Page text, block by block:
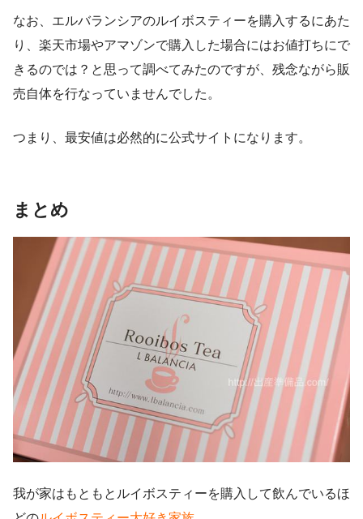
なお、エルバランシアのルイボスティーを購入するにあた
り、楽天市場やアマゾンで購入した場合にはお値打ちにで
きるのでは？と思って調べてみたのですが、残念ながら販
売自体を行なっていませんでした。
つまり、最安値は必然的に公式サイトになります。
まとめ
我が家はもともとルイボスティーを購入して飲んでいるほ